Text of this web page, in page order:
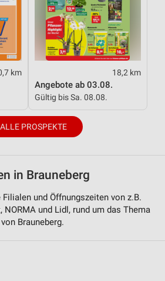
km 18,2 km
Angebote ab 03.08.
Gültig bis Sa. 08.08.
ALLE PROSPEKTE
in Brauneberg
und Öffnungszeiten von z.B.
und Lidl, rund um das Thema
Brauneberg.